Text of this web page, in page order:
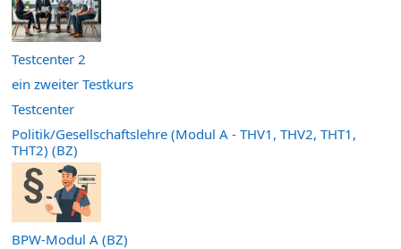
Testcenter 2
ein zweiter Testkurs
Testcenter
Politik/Gesellschaftslehre (Modul A - THV1, THV2, THT1,
THT2) (BZ)
BPW-Modul A (BZ)